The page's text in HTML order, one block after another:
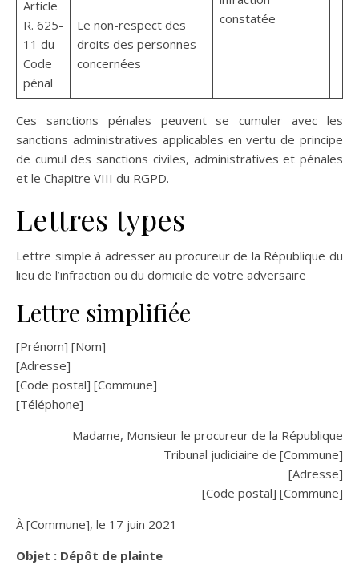
constatée
Article
R. 625-
11 du
Code
pénal
Le non-respect des
droits des personnes
concernées
Ces sanctions pénales peuvent se cumuler avec les
sanctions administratives applicables en vertu de principe
de cumul des sanctions civiles, administratives et pénales
et le Chapitre VIII du RGPD.
Lettres types
Lettre simple à adresser au procureur de la République du
lieu de l’infraction ou du domicile de votre adversaire
Lettre simplifiée
[Prénom] [Nom]
[Adresse]
[Code postal] [Commune]
[Téléphone]
Madame, Monsieur le procureur de la République
Tribunal judiciaire de [Commune]
[Adresse]
[Code postal] [Commune]
À [Commune], le 17 juin 2021
Objet : Dépôt de plainte